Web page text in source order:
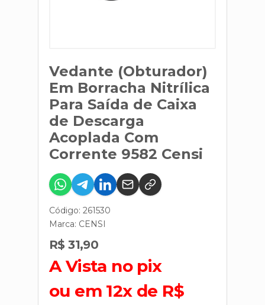
Vedante (Obturador)
Em Borracha Nitrílica
Para Saída de Caixa
de Descarga
Acoplada Com
Corrente 9582 Censi
Código: 261530
Marca: CENSI
R$ 31,90
A Vista no pix
ou em 12x de R$